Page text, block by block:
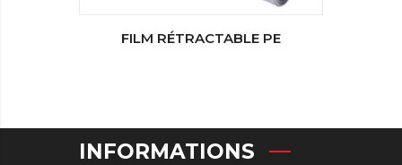
FILM RÉTRACTABLE PE
INFORMATIONS